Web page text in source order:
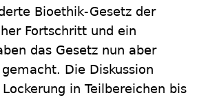
Bioethik-Gesetz der
Fortschritt und ein
das Gesetz nun aber
Die Diskussion
in Teilbereichen bis